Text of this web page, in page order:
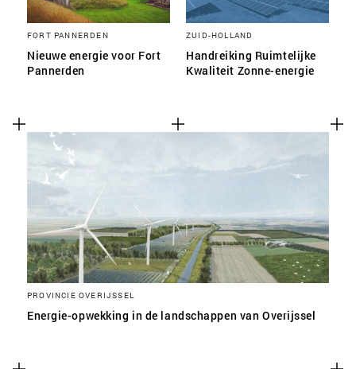
FORT PANNERDEN
Nieuwe energie voor Fort
Pannerden
ZUID-HOLLAND
Handreiking Ruimtelijke
Kwaliteit Zonne-energie
PROVINCIE OVERIJSSEL
Energie-opwekking in de landschappen van Overijssel